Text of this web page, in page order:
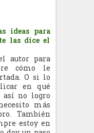
ideas para
las dice el
autor para
cómo le
O si lo
en qué
así no logro
más
También
estoy en